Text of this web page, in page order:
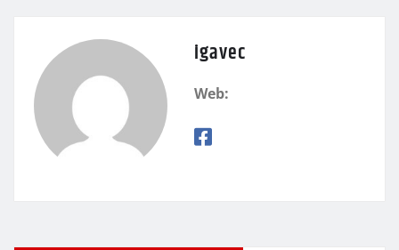
igavec
Web: